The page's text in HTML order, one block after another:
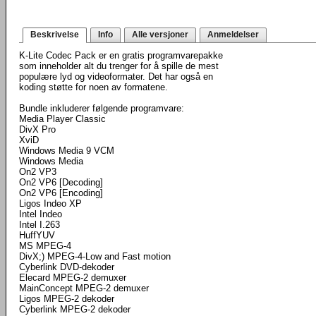
Beskrivelse Info Alle versjoner Anmeldelser
K-Lite Codec Pack er en gratis programvarepakke
som inneholder alt du trenger for å spille de mest
populære lyd og videoformater. Det har også en
koding støtte for noen av formatene.
Bundle inkluderer følgende programvare:
Media Player Classic
DivX Pro
XviD
Windows Media 9 VCM
Windows Media
On2 VP3
On2 VP6 [Decoding]
On2 VP6 [Encoding]
Ligos Indeo XP
Intel Indeo
Intel I.263
HuffYUV
MS MPEG-4
DivX;) MPEG-4-Low and Fast motion
Cyberlink DVD-dekoder
Elecard MPEG-2 demuxer
MainConcept MPEG-2 demuxer
Ligos MPEG-2 dekoder
Cyberlink MPEG-2 dekoder